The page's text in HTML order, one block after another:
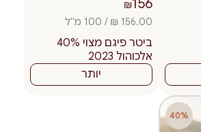
₪156
156.00 ₪ / 100 מ"ל
ביטר פיגם מצוי 40%
אלכוהול 2023
יותר
40%